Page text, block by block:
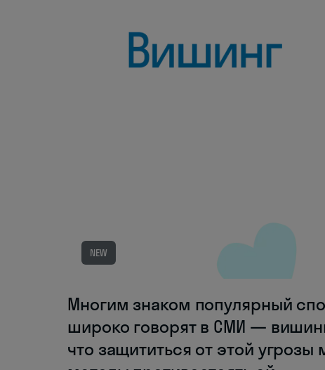
NEW
Многим знаком популярный
широко говорят в СМИ —
что защититься от этой